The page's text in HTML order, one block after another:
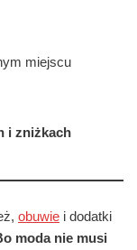
miejscu
i zniżkach
obuwie i dodatki
moda nie musi